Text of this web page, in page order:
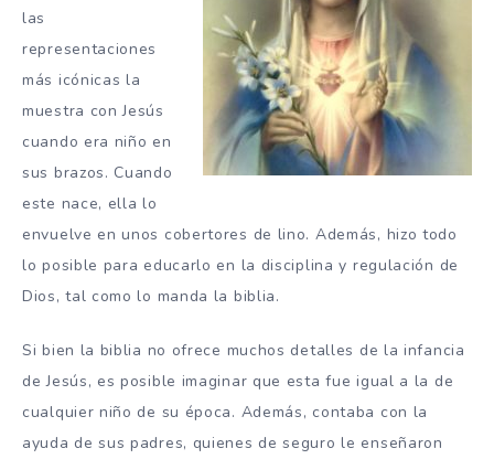
las
representaciones
más icónicas la
muestra con Jesús
cuando era niño en
sus brazos. Cuando
este nace, ella lo
envuelve en unos cobertores de lino. Además, hizo todo
lo posible para educarlo en la disciplina y regulación de
Dios, tal como lo manda la biblia.
Si bien la biblia no ofrece muchos detalles de la infancia
de Jesús, es posible imaginar que esta fue igual a la de
cualquier niño de su época. Además, contaba con la
ayuda de sus padres, quienes de seguro le enseñaron